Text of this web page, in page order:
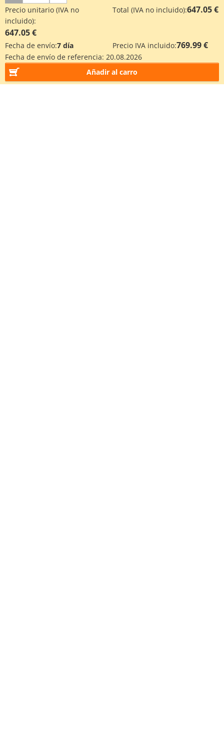
Precio unitario (IVA no
incluido):
647.05 €
Total (IVA no incluido):647.05 €
Fecha de envío:7 día Precio IVA incluido:769.99 €
Fecha de envío de referencia: 20.08.2026
Añadir al carro